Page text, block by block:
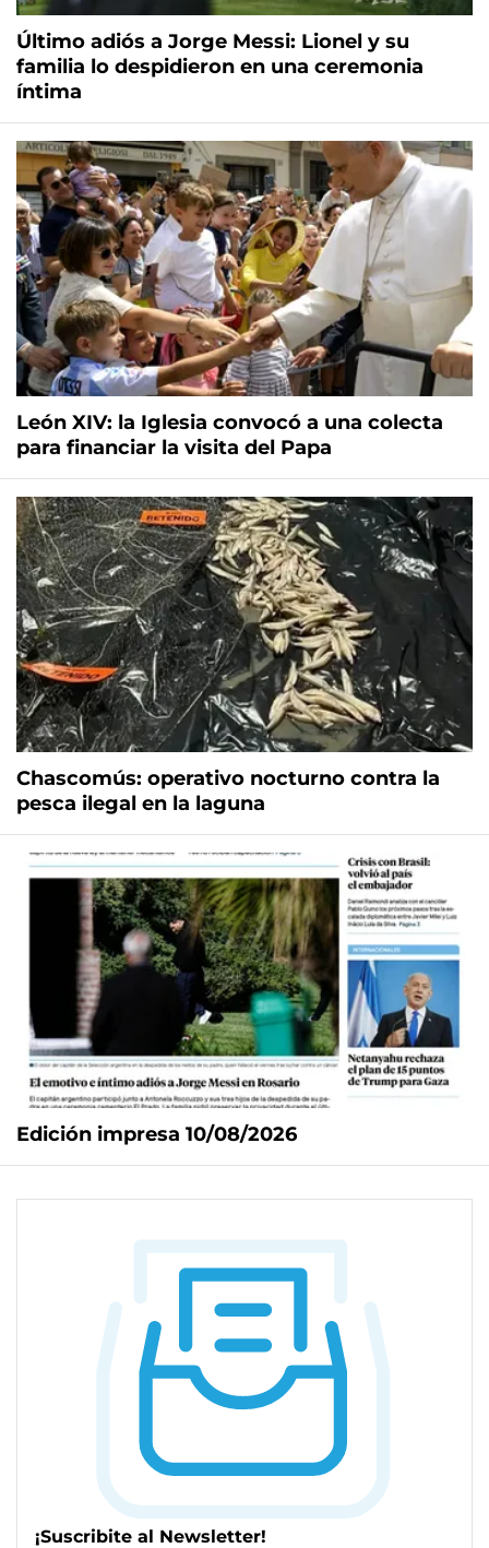
Último adiós a Jorge Messi: Lionel y su
familia lo despidieron en una ceremonia
íntima
León XIV: la Iglesia convocó a una colecta
para financiar la visita del Papa
Chascomús: operativo nocturno contra la
pesca ilegal en la laguna
Edición impresa 10/08/2026
¡Suscribite al Newsletter!